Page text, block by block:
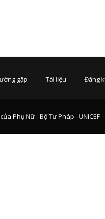
gặp Tài liệu Đăng
Phụ Nữ - Bộ Tư Pháp - UNICEF